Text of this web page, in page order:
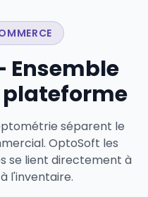
Ensemble
plateforme
séparent le
OptoSoft les
se lient directement à
l'inventaire.